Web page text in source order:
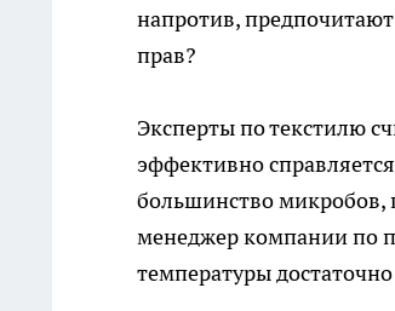
напротив,
прав?
Эксперты по текстилю
эффективно
большинство микробов,
менеджер компании по
температуры